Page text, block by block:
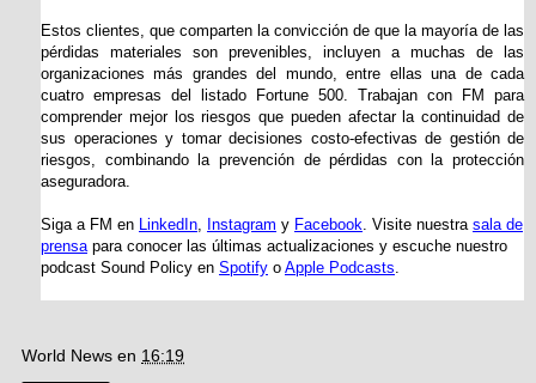
Estos clientes, que comparten la convicción de que la mayoría de las
pérdidas materiales son prevenibles, incluyen a muchas de las
organizaciones más grandes del mundo, entre ellas una de cada
cuatro empresas del listado Fortune 500. Trabajan con FM para
comprender mejor los riesgos que pueden afectar la continuidad de
sus operaciones y tomar decisiones costo-efectivas de gestión de
riesgos, combinando la prevención de pérdidas con la protección
aseguradora.
Siga a FM en LinkedIn Instagram y Facebook . Visite nuestra sala de
prensa para conocer las últimas actualizaciones y escuche nuestro
podcast Sound Policy en Spotify o Apple Podcasts
World News en 16:19